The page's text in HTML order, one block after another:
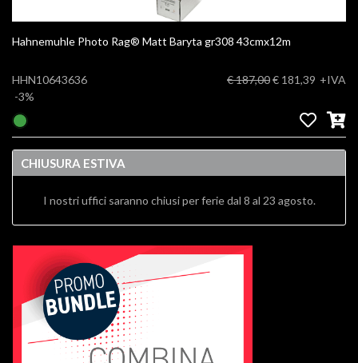
Hahnemuhle Photo Rag® Matt Baryta gr308 43cmx12m
HHN10643636
-3%
€ 187,00€ 181,39 +IVA
CHIUSURA ESTIVA
I nostri uffici saranno chiusi per ferie dal 8 al 23 agosto.